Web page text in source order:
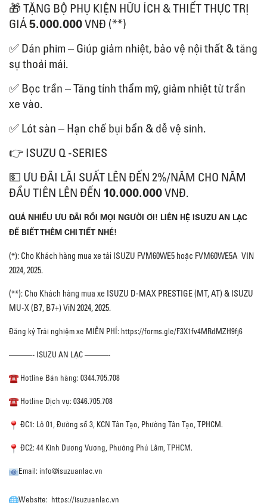
🎁 TẶNG BỘ PHỤ KIỆN HỮU ÍCH & THIẾT THỰC TRỊ
GIÁ5.000.000VNĐ (**)
✅ Dán phim – Giúp giảm nhiệt, bảo vệ nội thất & tăng
sự thoải mái.
✅ Bọc trần – Tăng tính thẩm mỹ, giảm nhiệt từ trần
xe vào.
✅ Lót sàn – Hạn chế bụi bẩn & dễ vệ sinh.
👉 ISUZU Q -SERIES
💵 ƯU ĐÃI LÃI SUẤT LÊN ĐẾN 2%/NĂM CHO NĂM
ĐẦU TIÊN LÊN ĐẾN 10.000.000VNĐ.
QUÁ NHIỀU ƯU ĐÃI RỒI MỌI NGƯỜI ƠI! LIÊN HỆ ISUZU AN LẠC
ĐỂ BIẾT THÊM CHI TIẾT NHÉ!
(*): Cho Khách hàng mua xe tải ISUZU FVM60WE5 hoặc FVM60WE5A VIN
2024, 2025.
(**): Cho Khách hàng mua xe ISUZU D-MAX PRESTIGE (MT, AT) & ISUZU
MU-X (B7, B7+) ViN 2024, 2025.
Đăng ký Trải nghiệm xe MIỄN PHÍ: https://forms.gle/F3X1fv4MRdMZH9fj6
———- ISUZU AN LẠC ———-
Hotline Bán hàng: 0344.705.708
Hotline Dịch vụ: 0346.705.708
ĐC1: Lô 01, Đường số 3, KCN Tân Tạo, Phường Tân Tạo, TPHCM.
ĐC2: 44 Kinh Dương Vương, Phường Phú Lâm, TPHCM.
Email: info@isuzuanlac.vn
Website: https://isuzuanlac.vn